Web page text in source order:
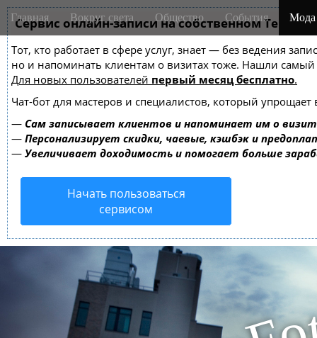
Сервис онлайн-записи на собственном
Тот, кто работает в сфере услуг, знает — без ведения
но и напоминать клиентам о визитах тоже. Нашли
Для новых пользователей первый месяц бесплатно.
Чат-бот для мастеров и специалистов, который упрощает
— Сам записывает клиентов и напоминает им о
— Персонализирует скидки, чаевые, кэшбэк и
— Увеличивает доходимость и помогает больше
Начать пользоваться
сервисом
M
a
n
m
e
n
u
i
Главная Вокруг света Общество События Мода